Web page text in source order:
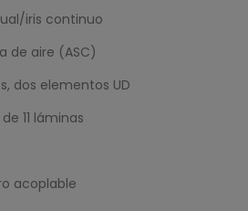
iris continuo
de aire (ASC)
dos elementos UD
11 láminas
acoplable